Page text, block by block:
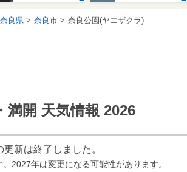
奈良県 奈良市 奈良公園(ヤエザクラ)
満開 天気情報 2026
新は終了しました。
2027年は変更になる可能性があります。